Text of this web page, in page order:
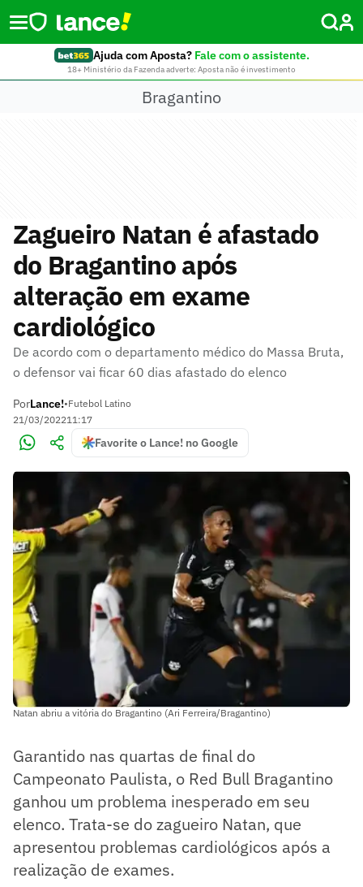
Ajuda com Aposta? Fale com o assistente.
18+ Ministério da Fazenda adverte: Aposta não é investimento
Bragantino
Zagueiro Natan é afastado
do Bragantino após
alteração em exame
cardiológico
De acordo com o departamento médico do Massa Bruta,
o defensor vai ficar 60 dias afastado do elenco
PorLance!•Futebol Latino
21/03/202211:17
Favorite o Lance! no Google
Natan abriu a vitória do Bragantino (Ari Ferreira/Bragantino)
Garantido nas quartas de final do
Campeonato Paulista, o Red Bull Bragantino
ganhou um problema inesperado em seu
elenco. Trata-se do zagueiro Natan, que
apresentou problemas cardiológicos após a
realização de exames.